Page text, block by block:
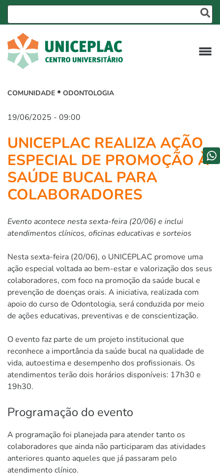
COMUNIDADE ODONTOLOGIA
19/06/2025 - 09:00
UNICEPLAC REALIZA AÇÃO
ESPECIAL DE PROMOÇÃO À
SAÚDE BUCAL PARA
COLABORADORES
Evento acontece nesta sexta-feira (20/06) e inclui
atendimentos clínicos, oficinas educativas e sorteios
Nesta sexta-feira (20/06), o UNICEPLAC promove uma
ação especial voltada ao bem-estar e valorização dos seus
colaboradores, com foco na promoção da saúde bucal e
prevenção de doenças orais. A iniciativa, realizada com
apoio do curso de Odontologia, será conduzida por meio
de ações educativas, preventivas e de conscientização.
O evento faz parte de um projeto institucional que
reconhece a importância da saúde bucal na qualidade de
vida, autoestima e desempenho dos profissionais. Os
atendimentos terão dois horários disponíveis: 17h30 e
19h30.
Programação do evento
A programação foi planejada para atender tanto os
colaboradores que ainda não participaram das atividades
anteriores quanto aqueles que já passaram pelo
atendimento clínico.